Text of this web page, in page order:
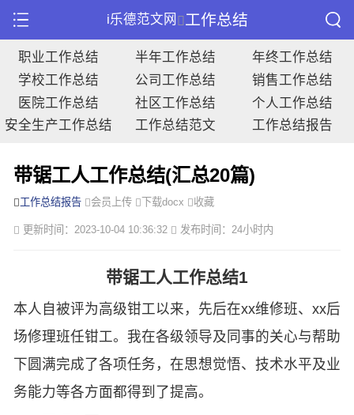
i乐德范文网 工作总结
职业工作总结 半年工作总结
年终工作总结
学校工作总结
公司工作总结
销售工作总结
医院工作总结
社区工作总结
个人工作总结
安全生产工作总结
工作总结范文 工作总结报告
带锯工人工作总结(汇总20篇)
工作总结报告 会员上传 下载docx 收藏
更新时间：2023-10-04 10:36:32 发布时间：24小时内
带锯工人工作总结1
本人自被评为高级钳工以来，先后在xx维修班、xx后
场修理班任钳工。我在各级领导及同事的关心与帮助
下圆满完成了各项任务，在思想觉悟、技术水平及业
务能力等各方面都得到了提高。